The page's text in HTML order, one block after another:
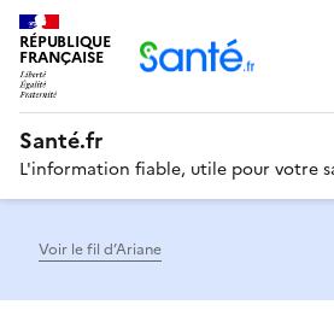
RÉPUBLIQUE
FRANÇAISE
Santé.fr
L'information fiable, utile pour votre
Voir le fil d’Ariane